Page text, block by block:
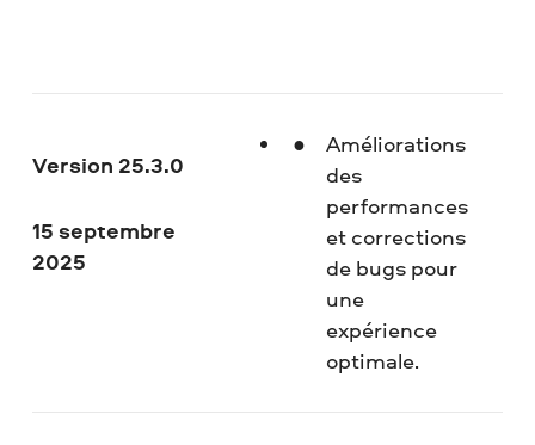
Version 25.3.0
15 septembre
2025
Améliorations
des
performances
et corrections
de bugs pour
une
expérience
optimale.